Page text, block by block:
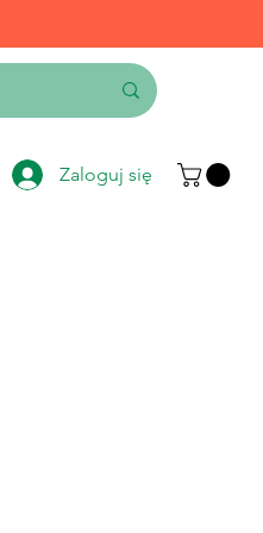
Elektronika Instrumenty muzyczne
Zaloguj się